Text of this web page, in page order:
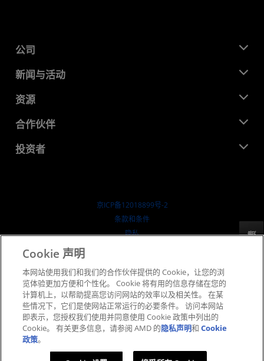
公司
关于 AMD
企业责任
就业机会
联系我们
新闻与活动
新闻中心
媒体库
资源
开发中心
成功案例
合作伙伴
AMD 合作伙伴中心
投资者
SEC 报告
京ICP备12018899号-2
​条款和条件
隐私
公开公平竞争
英国税收策略
Cookie 政策
Cookie 设置
反馈
Cookie 声明
本网站使用我们和我们的合作伙伴提供的 Cookie，让您的浏
览体验更加方便和个性化。 Cookie 将有用的信息存储在您的
计算机上，以帮助提高您访问网站的效率以及相关性。 在某
些情况下，它们是使网站正常运行的必要条件。 访问本网站
即表示，您授权我们使用并同意使用 Cookie 政策中列出的
Cookie。 有关更多信息，请参阅 AMD 的隐私声明和Cookie
政策。